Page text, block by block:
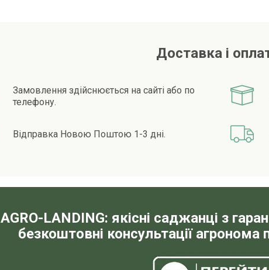
Доставка і
Замовлення здійснюється на сайті або по
телефону.
Відправка Новою Поштою 1-3 дні.
AGRO-LANDING: якісні саджанці з
безкоштовні консультації агронома